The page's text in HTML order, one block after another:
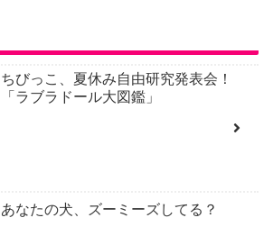
ちびっこ、夏休み自由研究発表会！
「ラブラドール大図鑑」
あなたの犬、ズーミーズしてる？